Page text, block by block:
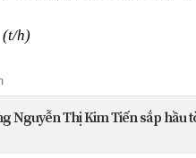
(t/h)
Nguyễn Thị Kim Tiến sắp hầu